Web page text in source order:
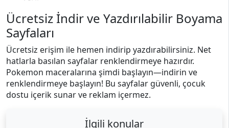
Ücretsiz İndir ve Yazdırılabilir Boyama
Sayfaları
Ücretsiz erişim ile hemen indirip yazdırabilirsiniz. Net
hatlarla basılan sayfalar renklendirmeye hazırdır.
Pokemon maceralarına şimdi başlayın—indirin ve
renklendirmeye başlayın! Bu sayfalar güvenli, çocuk
dostu içerik sunar ve reklam içermez.
İlgili konular